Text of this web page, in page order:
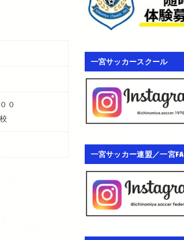
０
一宮サッカースクール
一宮サッカー連盟／一宮FA